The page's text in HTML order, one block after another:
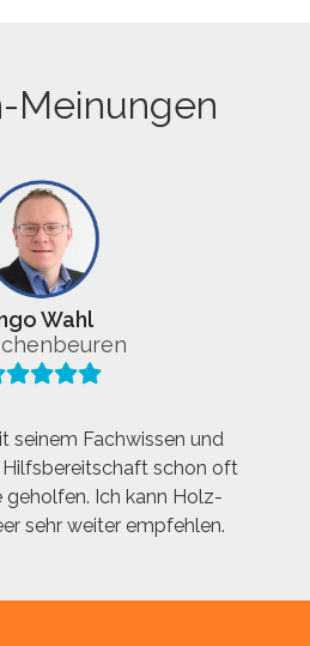
Meinungen
Wahl
seinem Fachwissen und
schon oft
geholfen. Ich kann Holz-
sehr weiter empfehlen.